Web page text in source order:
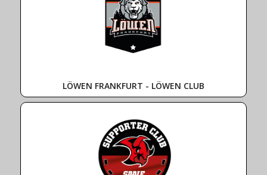
LÖWEN FRANKFURT - LÖWEN CLUB